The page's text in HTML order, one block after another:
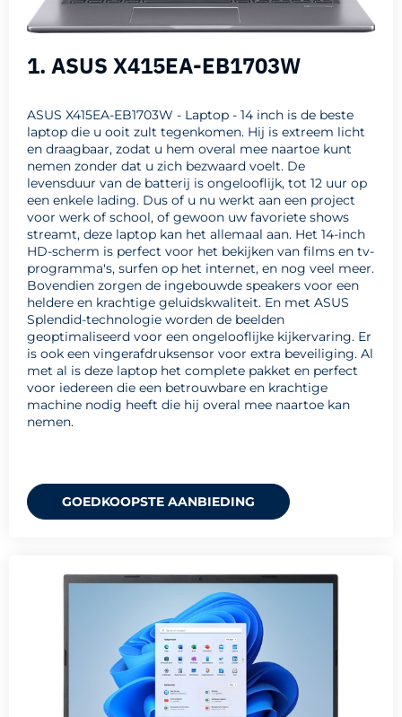
1. ASUS X415EA-EB1703W
ASUS X415EA-EB1703W - Laptop - 14 inch is de beste
laptop die u ooit zult tegenkomen. Hij is extreem licht
en draagbaar, zodat u hem overal mee naartoe kunt
nemen zonder dat u zich bezwaard voelt. De
levensduur van de batterij is ongelooflijk, tot 12 uur op
een enkele lading. Dus of u nu werkt aan een project
voor werk of school, of gewoon uw favoriete shows
streamt, deze laptop kan het allemaal aan. Het 14-inch
HD-scherm is perfect voor het bekijken van films en tv-
programma's, surfen op het internet, en nog veel meer.
Bovendien zorgen de ingebouwde speakers voor een
heldere en krachtige geluidskwaliteit. En met ASUS
Splendid-technologie worden de beelden
geoptimaliseerd voor een ongelooflijke kijkervaring. Er
is ook een vingerafdruksensor voor extra beveiliging. Al
met al is deze laptop het complete pakket en perfect
voor iedereen die een betrouwbare en krachtige
machine nodig heeft die hij overal mee naartoe kan
nemen.
GOEDKOOPSTE AANBIEDING